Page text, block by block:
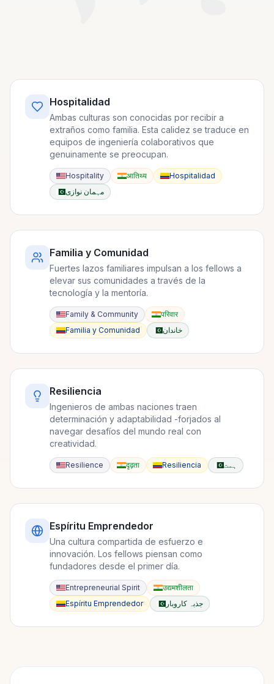
Hospitalidad
Ambas culturas son conocidas por recibir a
extraños como familia. Esta calidez se traduce en
equipos de ingeniería colaborativos que
genuinamente se preocupan.
Hospitality आतिथ्य
Hospitalidad
مہمان نوازی
Familia y Comunidad
Fuertes lazos familiares impulsan a los fellows a
elevar sus comunidades a través de la
tecnología y la mentoría.
Family & Community
परिवार
Familia y Comunidad
خاندان
Resiliencia
Ingenieros de ambas naciones traen
determinación y adaptabilidad -forjados al
navegar desafíos del mundo real con
creatividad.
Resilience दृढ़ता Resiliencia ہمت
Espíritu Emprendedor
Una cultura compartida de esfuerzo e
innovación. Los fellows piensan como
fundadores desde el primer día.
Entrepreneurial Spirit
उद्यमशीलता
Espíritu Emprendedor
جذبہ کاروبار